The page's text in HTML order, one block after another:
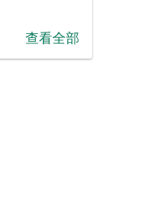
查看全部